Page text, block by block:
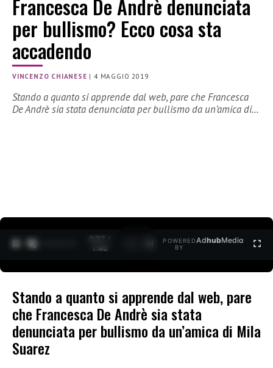
Francesca De Andrè denunciata
per bullismo? Ecco cosa sta
accadendo
VINCENZO CHIANESE |4 MAGGIO 2019
Stando a quanto si apprende dal web, pare che Francesca
De Andrè sia stata denunciata per bullismo da un’amica di…
0:27 /
1:40
POWERED
BY
AdhubMedia
Stando a quanto si apprende dal web, pare
che Francesca De Andrè sia stata
denunciata per bullismo da un’amica di Mila
Suarez